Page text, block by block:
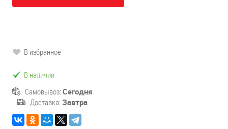
В избранное
В наличии
Самовывоз: Сегодня
Доставка: Завтра